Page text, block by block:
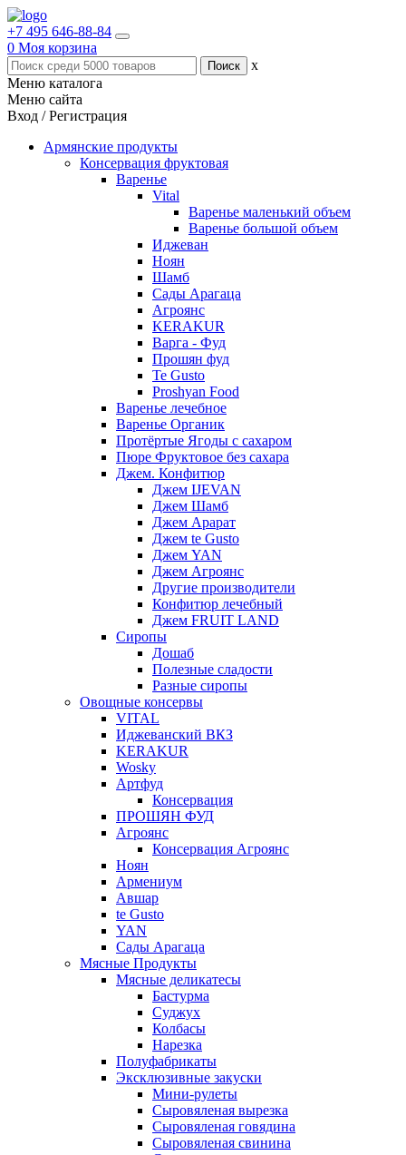
+7 495 646-88-84
0 Моя корзина
x
Меню каталога
Меню сайта
Вход / Регистрация
Армянские продукты
Консервация фруктовая
Варенье
Vital
Варенье маленький объем
Варенье большой объем
Иджеван
Ноян
Шамб
Сады Арагаца
Агроянс
KERAKUR
Варга - Фуд
Прошян фуд
Te Gusto
Proshyan Food
Варенье лечебное
Варенье Органик
Протёртые Ягоды с сахаром
Пюре Фруктовое без сахара
Джем. Конфитюр
Джем IJEVAN
Джем Шамб
Джем Арарат
Джем te Gusto
Джем YAN
Джем Агроянс
Другие производители
Конфитюр лечебный
Джем FRUIT LAND
Сиропы
Дошаб
Полезные сладости
Разные сиропы
Овощные консервы
VITAL
Иджеванский ВКЗ
KERAKUR
Wosky
Артфуд
Консервация
ПРОШЯН ФУД
Агроянс
Консервация Агроянс
Ноян
Армениум
Авшар
te Gusto
YAN
Сады Арагаца
Мясные Продукты
Мясные деликатесы
Бастурма
Суджух
Колбасы
Нарезка
Полуфабрикаты
Эксклюзивные закуски
Мини-рулеты
Сыровяленая вырезка
Сыровяленая говядина
Сыровяленая свинина